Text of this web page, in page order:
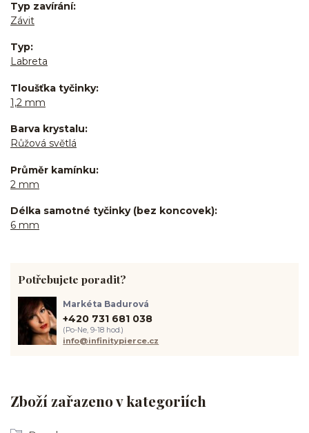
Typ zavírání
Závit
Typ
Labreta
Tloušťka tyčinky
1,2 mm
Barva krystalu
Růžová světlá
Průměr kamínku
2 mm
Délka samotné tyčinky (bez koncovek)
6 mm
Zboží zařazeno v kategoriích
Potřebujete poradit?
Markéta Badurová
+420 731 681 038
(Po-Ne, 9-18 hod.)
info@infinitypierce.cz